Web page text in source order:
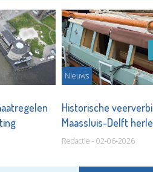
Nieuws
Historische
Maassluis-Delft
Redactie - 02-06-2026